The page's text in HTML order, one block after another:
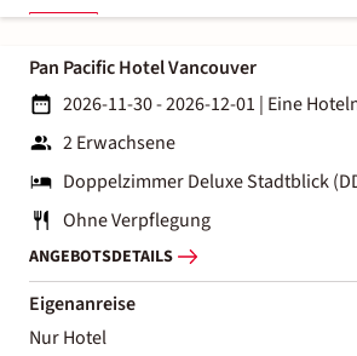
Pan Pacific Hotel Vancouver
2026-11-30 - 2026-12-01 | Eine
2 Erwachsene
Doppelzimmer Deluxe Stadtblick
Ohne Verpflegung
ANGEBOTSDETAILS
Eigenanreise
Nur Hotel